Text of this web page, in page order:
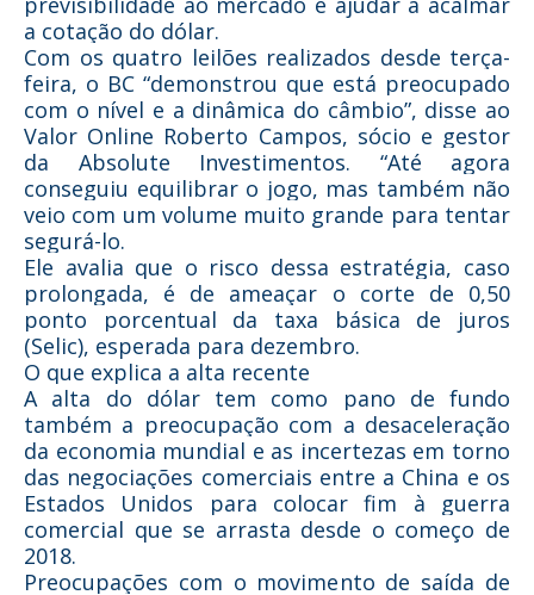
a cotação do dólar.
Com os quatro leilões realizados desde terça-
feira, o BC “demonstrou que está preocupado
com o nível e a dinâmica do câmbio”, disse ao
Valor Online Roberto Campos, sócio e gestor
da Absolute Investimentos. “Até agora
conseguiu equilibrar o jogo, mas também não
veio com um volume muito grande para tentar
segurá-lo.
Ele avalia que o risco dessa estratégia, caso
prolongada, é de ameaçar o corte de 0,50
ponto porcentual da taxa básica de juros
(Selic), esperada para dezembro.
O que explica a alta recente
A alta do dólar tem como pano de fundo
também a preocupação com a desaceleração
da economia mundial e as incertezas em torno
das negociações comerciais entre a China e os
Estados Unidos para colocar fim à guerra
comercial que se arrasta desde o começo de
2018.
Preocupações com o movimento de saída de